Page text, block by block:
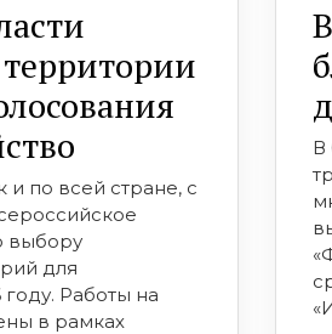
и по всей стране, с
выбору
для
году. Работы на
в рамках
В